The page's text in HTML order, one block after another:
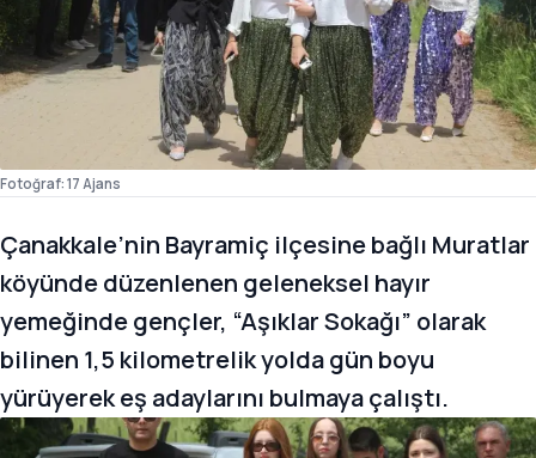
Fotoğraf: 17 Ajans
Çanakkale’nin Bayramiç ilçesine bağlı Muratlar
köyünde düzenlenen geleneksel hayır
yemeğinde gençler, “Aşıklar Sokağı” olarak
bilinen 1,5 kilometrelik yolda gün boyu
yürüyerek eş adaylarını bulmaya çalıştı.